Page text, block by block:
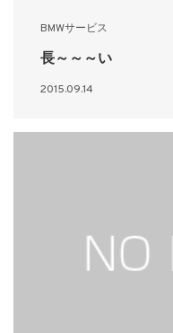
BMWサービス
長～～～い
2015.09.14